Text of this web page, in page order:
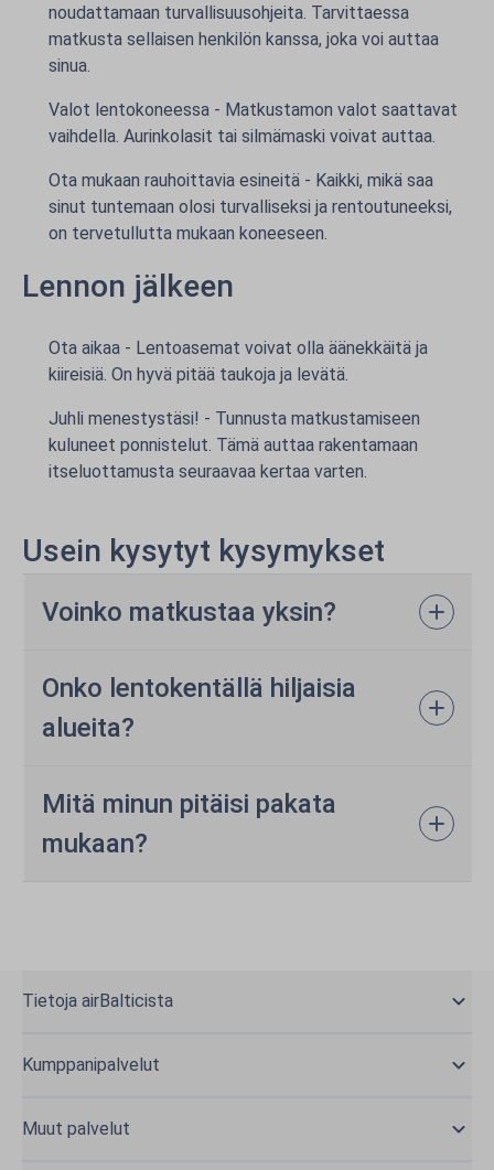
noudattamaan turvallisuusohjeita. Tarvittaessa
matkusta sellaisen henkilön kanssa, joka voi auttaa
sinua.
Valot lentokoneessa - Matkustamon valot saattavat
vaihdella. Aurinkolasit tai silmämaski voivat auttaa.
Ota mukaan rauhoittavia esineitä - Kaikki, mikä saa
sinut tuntemaan olosi turvalliseksi ja rentoutuneeksi,
on tervetullutta mukaan koneeseen.
Lennon jälkeen
Ota aikaa - Lentoasemat voivat olla äänekkäitä ja
kiireisiä. On hyvä pitää taukoja ja levätä.
Juhli menestystäsi! - Tunnusta matkustamiseen
kuluneet ponnistelut. Tämä auttaa rakentamaan
itseluottamusta seuraavaa kertaa varten.
Usein kysytyt kysymykset
Voinko matkustaa yksin?
Onko lentokentällä hiljaisia
alueita?
Mitä minun pitäisi pakata
mukaan?
Tietoja airBalticista
Kumppanipalvelut
Muut palvelut